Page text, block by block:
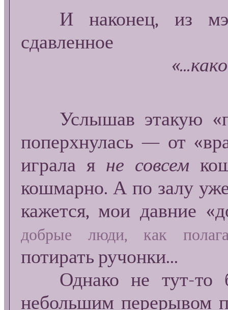
И наконец, из
сдавленное
Услышав этакую
поперхнулась — от
играла я не совсем
кошмарно. А по залу
кажется, мои давние
добрые люди, как
потирать ручонки...
Однако не тут-то
небольшим перерывом